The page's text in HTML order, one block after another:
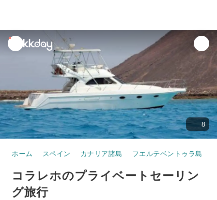
unread
notifications
8
ホーム スペイン カナリア諸島 フエルテベントゥラ島
コラレホのプライベートセーリン
グ旅行